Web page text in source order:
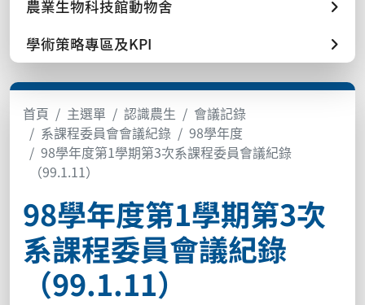
農業生物科技館動物舍
學術策略專區及KPI
首頁 主選單 認識農生
會議記錄
系課程委員會會議紀錄
98學年度
98學年度第1學期第3次系課程委員會議紀錄
（99.1.11）
98學年度第1學期第3次
系課程委員會議紀錄
（99.1.11）